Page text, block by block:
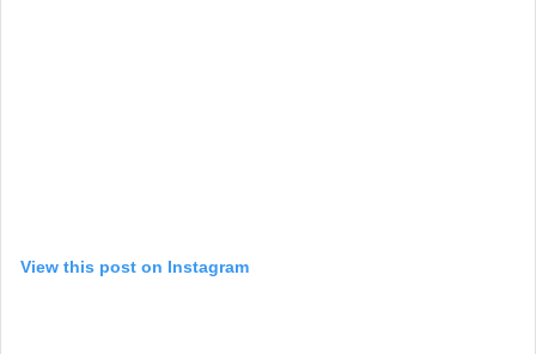
View this post on Instagram